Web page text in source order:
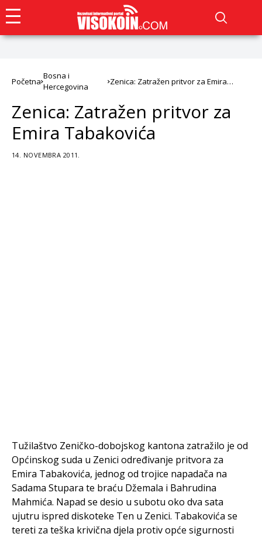
Početna
Bosna i
Hercegovina
Zenica: Zatražen pritvor za Emira
Zenica: Zatražen pritvor za
Emira Tabakovića
14. NOVEMBRA 2011.
Tužilaštvo Zeničko-dobojskog kantona zatražilo je od
Općinskog suda u Zenici određivanje pritvora za
Emira Tabakovića, jednog od trojice napadača na
Sadama Stupara te braću Džemala i Bahrudina
Mahmića. Napad se desio u subotu oko dva sata
ujutru ispred diskoteke Ten u Zenici. Tabakovića se
tereti za teška krivična djela protiv opće sigurnosti